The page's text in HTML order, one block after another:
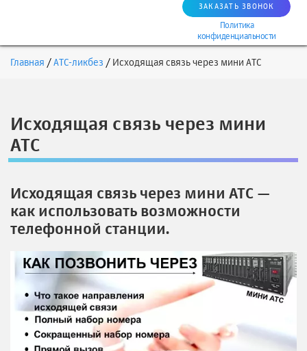
ЗАКАЗАТЬ ЗВОНОК
Политика
конфиденциальности
Главная АТС-ликбез Исходящая связь через мини АТС
Исходящая связь через мини
АТС
Исходящая связь через мини АТС —
как использовать возможности
телефонной станции.